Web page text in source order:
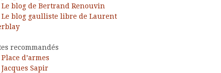
Le blog de Bertrand Renouvin
Le blog gaulliste libre de Laurent
recommandés
Place d’armes
Jacques Sapir